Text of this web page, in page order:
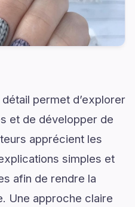
permet d’explorer
et de développer de
apprécient les
simples et
afin de rendre la
Une approche claire